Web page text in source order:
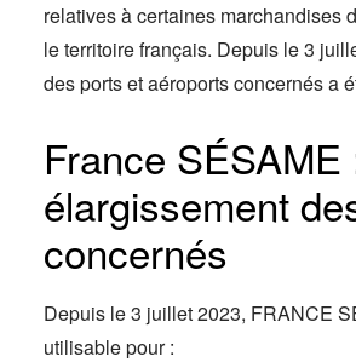
relatives à certaines marchandises
le territoire français. Depuis le 3
des ports et aéroports concernés a
France SÉSAME
élargissement
concernés
Depuis le 3 juillet 2023, FRANCE
utilisable pour :